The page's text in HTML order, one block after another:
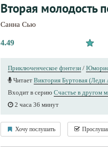
Вторая молодость
Санна Сью
4.49
Приключенческое фэнтези /
Читает Виктория Буртовая (Леди
Входит в серию Счастье в другом
2 часа 36 минут
Хочу послушать